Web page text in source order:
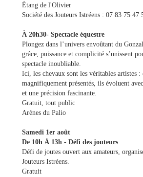
Ma
ville
Culture
&
Loisirs
|
Tourisme
Sports
Billetterie
Étang de l'Olivier
Société des Jouteurs Istréens : 07 83 75 47
À 20h30- Spectacle équestre
Plongez dans l’univers envoûtant du
grâce, puissance et complicité s’unissent
spectacle inoubliable.
Ici, les chevaux sont les véritables artistes :
magnifiquement présentés, ils évoluent
et une précision fascinante.
Gratuit, tout public
Arènes du Palio
Samedi 1er août
De 10h À 13h - Défi des jouteurs
Défi de joutes ouvert aux amateurs,
Jouteurs Istréens.
Gratuit